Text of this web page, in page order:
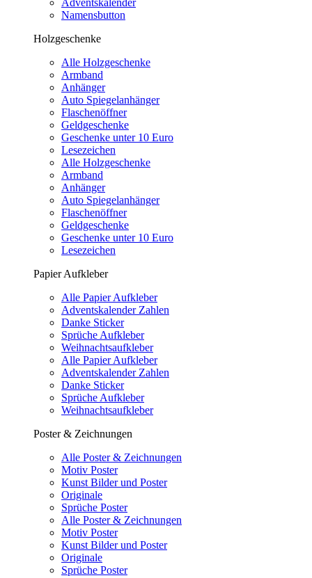
Namensbutton
Holzgeschenke
Alle Holzgeschenke
Armband
Anhänger
Auto Spiegelanhänger
Flaschenöffner
Geldgeschenke
Geschenke unter 10 Euro
Lesezeichen
Alle Holzgeschenke
Armband
Anhänger
Auto Spiegelanhänger
Flaschenöffner
Geldgeschenke
Geschenke unter 10 Euro
Lesezeichen
Papier Aufkleber
Alle Papier Aufkleber
Adventskalender Zahlen
Danke Sticker
Sprüche Aufkleber
Weihnachtsaufkleber
Alle Papier Aufkleber
Adventskalender Zahlen
Danke Sticker
Sprüche Aufkleber
Weihnachtsaufkleber
Poster & Zeichnungen
Alle Poster & Zeichnungen
Motiv Poster
Kunst Bilder und Poster
Originale
Sprüche Poster
Alle Poster & Zeichnungen
Motiv Poster
Kunst Bilder und Poster
Originale
Sprüche Poster